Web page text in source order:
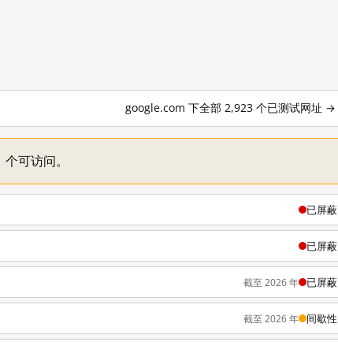
google.com 下全部 2,923 个已测试网址 →
可访问。
已屏蔽
已屏蔽
截至 2026 年 已屏蔽
截至 2026 年 间歇性